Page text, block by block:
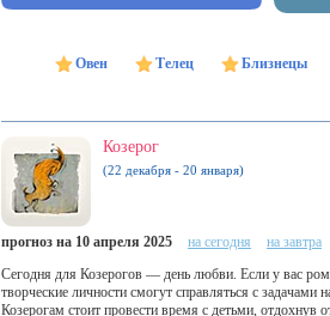
Овен Телец Близнецы
Козерог
(22 декабря - 20 января)
прогноз на 10 апреля 2025 на сегодня на завтра
Сегодня для Козерогов — день любви. Если у вас
творческие личности смогут справляться с
Козерогам стоит провести время с детьми, отдохнув